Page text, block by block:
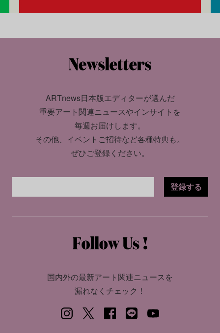
ARTnews日本版エディターが選んだ
重要アート関連ニュースやインサイトを
毎週お届けします。
その他、イベントご招待など各種特典も。
ぜひご登録ください。
登録する
国内外の最新アート関連ニュースを
漏れなくチェック！